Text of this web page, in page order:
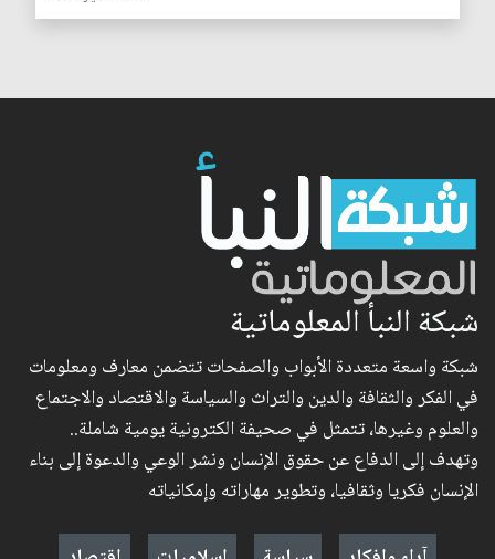
شبكة النبأ المعلوماتية
شبكة واسعة متعددة الأبواب والصفحات تتضمن معارف ومعلومات
في الفكر والثقافة والدين والتراث والسياسة والاقتصاد والاجتماع
والعلوم وغيرها، تتمثل في صحيفة الكترونية يومية شاملة..
وتهدف إلى الدفاع عن حقوق الإنسان ونشر الوعي والدعوة إلى بناء
الإنسان فكريا وثقافيا، وتطوير مهاراته وإمكانياته